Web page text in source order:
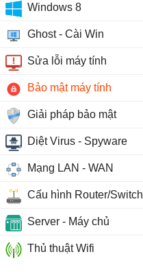
Windows 8
Ghost - Cài Win
Sửa lỗi máy tính
Bảo mật máy tính
Giải pháp bảo mật
Diệt Virus - Spyware
Mạng LAN - WAN
Cấu hình Router/Switch
Server - Máy chủ
Thủ thuật Wifi